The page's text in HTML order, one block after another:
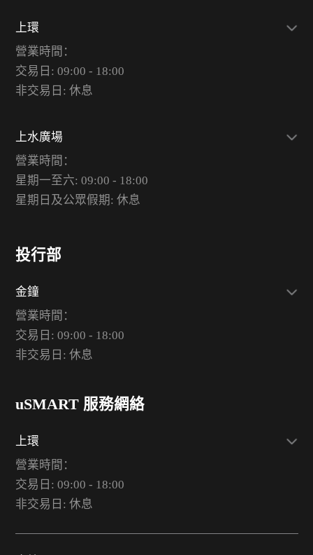
上環
營業時間：
交易日: 09:00 - 18:00
非交易日: 休息
上水廣場
營業時間：
星期一至六: 09:00 - 18:00
星期日及公眾假期: 休息
投行部
金鐘
營業時間：
交易日: 09:00 - 18:00
非交易日: 休息
uSMART 服務網絡
上環
營業時間：
交易日: 09:00 - 18:00
非交易日: 休息